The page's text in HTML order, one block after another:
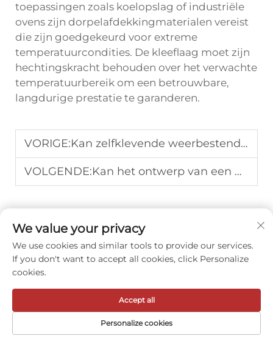
toepassingen zoals koelopslag of industriële
ovens zijn dorpelafdekkingmaterialen vereist
die zijn goedgekeurd voor extreme
temperatuurcondities. De kleeflaag moet zijn
hechtingskracht behouden over het verwachte
temperatuurbereik om een betrouwbare,
langdurige prestatie te garanderen.
VORIGE:Kan zelfklevende weerbestendige afsluiting het geluid verminderen in drukbezochte gebieden
VOLGENDE:Kan het ontwerp van een deurdorpel warmteverlies bij entrees verminderen
Meihe Hardware Industry (opgericht in 1993) is een
We value your privacy
We use cookies and similar tools to provide our services.
If you don't want to accept all cookies, click Personalize
cookies.
Personalize cookies
Accept all